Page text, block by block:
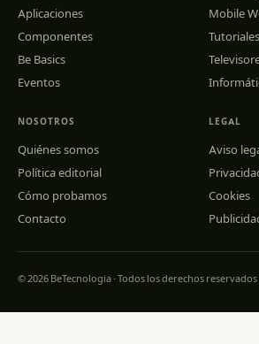
Aplicaciones
Componentes
Be Basics
Eventos
Mobile
Tutoriales
NOSOTROS
Quiénes somos
Política editorial
Cómo probamos
Contacto
LEGAL
Aviso
Cookies
© 2026 BeTecnologia · Todos los derechos reservados